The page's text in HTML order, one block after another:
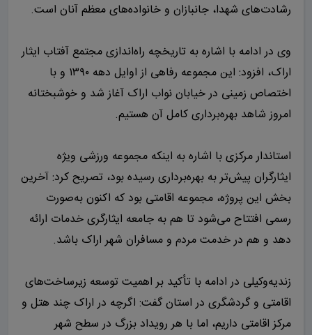
رشادت‌های شهدا، جانبازان و خانواده‌های معظم آنان است.
وی در ادامه با اشاره به تاریخچه راه‌اندازی مجتمع آفتاب ایثار
اراک، افزود: این مجموعه رفاهی از اوایل دهه ۱۳۹۰ و با
اختصاص زمینی در خیابان نواب اراک آغاز شد و خوشبختانه
امروز شاهد بهره‌برداری کامل آن هستیم.
استاندار مرکزی با اشاره به اینکه مجموعه ورزشی ویژه
ایثارگران پیش‌تر به بهره‌برداری رسیده بود، تصریح کرد: آخرین
بخش این پروژه، مجموعه اقامتی بود که اکنون به‌صورت
رسمی افتتاح می‌شود تا هم به جامعه ایثارگری خدمات ارائه
دهد و هم در خدمت مردم و مسافران شهر اراک باشد.
زندیه‌وکیلی در ادامه با تأکید بر اهمیت توسعه زیرساخت‌های
اقامتی و گردشگری در استان گفت: اگرچه در اراک چند هتل و
مرکز اقامتی داریم، اما با هر رویداد بزرگ در سطح شهر